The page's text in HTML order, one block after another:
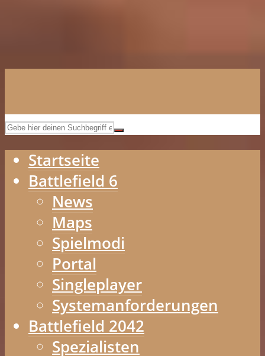
Startseite
Battlefield 6
News
Maps
Spielmodi
Portal
Singleplayer
Systemanforderungen
Battlefield 2042
Spezialisten